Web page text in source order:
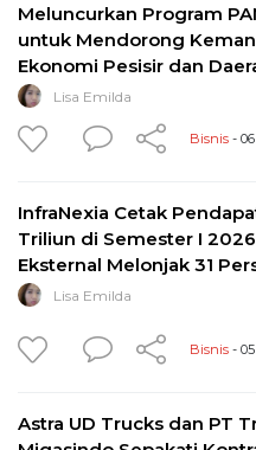
Meluncurkan Program
untuk Mendorong
Ekonomi Pesisir dan
Lisa Emilda
Bisnis -
InfraNexia Cetak
Triliun di Semester I
Eksternal Melonjak 31
Lisa Emilda
Bisnis -
Astra UD Trucks dan PT